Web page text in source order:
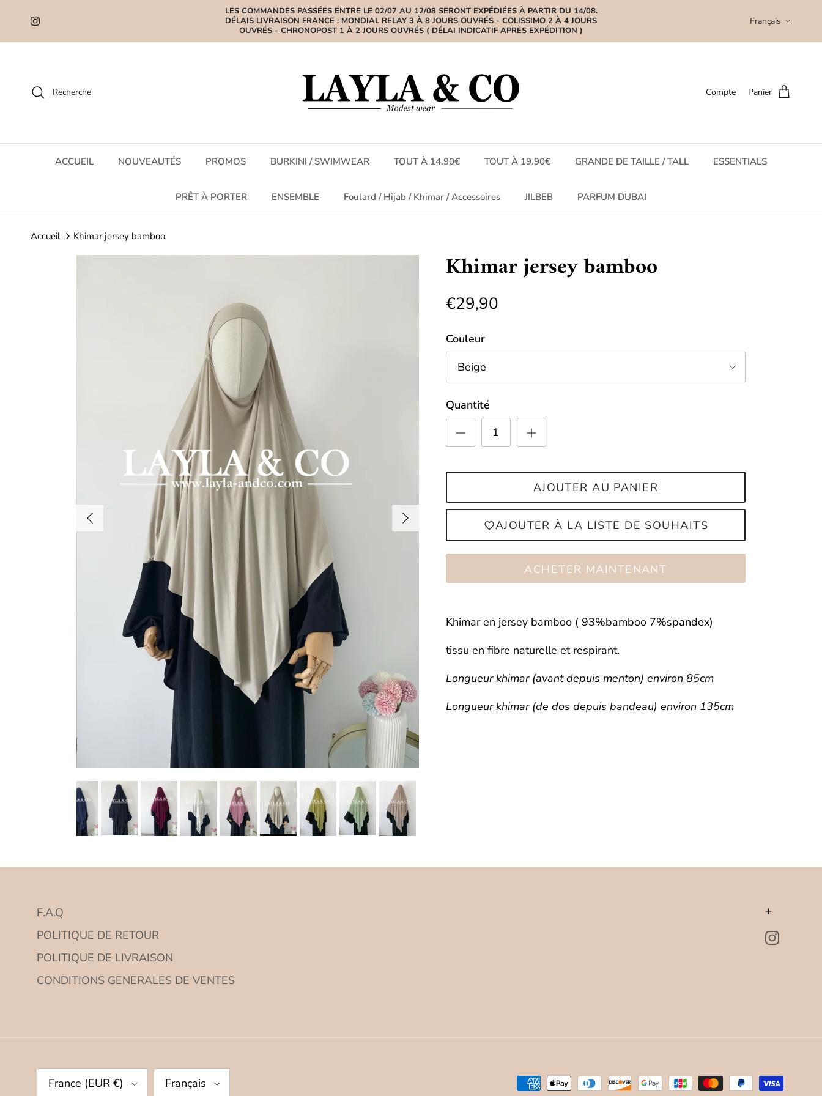
Instagram
LES COMMANDES PASSÉES ENTRE LE 02/07 AU 12/08 SERONT EXPÉDIÉES À PARTIR DU 14/08.
DÉLAIS LIVRAISON FRANCE : MONDIAL RELAY 3 À 8 JOURS OUVRÉS - COLISSIMO 2 À 4 JOURS
OUVRÉS - CHRONOPOST 1 À 2 JOURS OUVRÉS ( DÉLAI INDICATIF APRÈS EXPÉDITION )
Langue
Français
Recherche Compte Panier
ACCUEIL NOUVEAUTÉS PROMOS BURKINI / SWIMWEAR TOUT À 14.90€ TOUT À 19.90€ GRANDE DE TAILLE / TALL ESSENTIALS
PRÊT À PORTER ENSEMBLE Foulard / Hijab / Khimar / Accessoires JILBEB PARFUM DUBAI
Accueil Khimar jersey bamboo
Précédent Suivant
Khimar jersey bamboo
€29,90
Couleur
Beige
Quantité
AJOUTER AU PANIER
AJOUTER À LA LISTE DE SOUHAITS
ACHETER MAINTENANT
Khimar en jersey bamboo ( 93%bamboo 7%spandex)
tissu en fibre naturelle et respirant.
Longueur khimar (avant depuis menton) environ 85cm
Longueur khimar (de dos depuis bandeau) environ 135cm
F.A.Q
POLITIQUE DE RETOUR
POLITIQUE DE LIVRAISON
CONDITIONS GENERALES DE VENTES
+
Instagram
Pays
France (EUR €)
Langue
Français
Connexion requise
Connectez-vous à votre compte pour ajouter des
produits à votre liste de souhaits et afficher vos articles
précédemment enregistrés.
Se connecter